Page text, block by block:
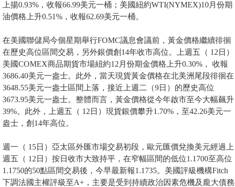
上揚0.93%，收報66.99美元一桶；美國紐約WTI(NYMEX)10月份期
油價格上升0.51%，收報62.69美元一桶。
在美國聯儲局今個星期舉行FOMC議息會議前，黃金價格繼續徘徊
在歷史高位區間交易，另外銀價創14年收市高位。上週五（ 12日）
美國COMEX商品期貨市場紐約12月份期金價格上升0.30%， 收報
3686.40美元一盎士。此外，當天現貨黃金價格在北美洲尾段徘徊在
3648.55美元一盎士區間上落，接近上週二（9日）的歷史高位
3673.95美元一盎士。整體而言，黃金價格從今年啟市至今大幅飆升
39%。此外，上週五（ 12日）現貨銀價攀升1.70%，至42.26美元一
盎士，創14年高位。
週一（ 15日）亞太區外匯市場交易初段，歐元匯價兌換美元經過上
週五（ 12日）按日收市大致持平，在窄幅區間的低位1.1700至高位
1.1750的50點區間交易後，今早最新報1.1735。美國評級機構Fitch
下調法國主權評級至A+，主要是受到持續政治因素危機及龐大債務